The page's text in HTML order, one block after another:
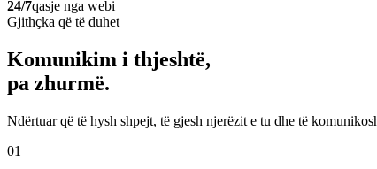
24/7qasje nga webi
Gjithçka që të duhet
Komunikim i thjeshtë,
pa zhurmë.
Ndërtuar që të hysh shpejt, të gjesh njerëzit e tu dhe të
01